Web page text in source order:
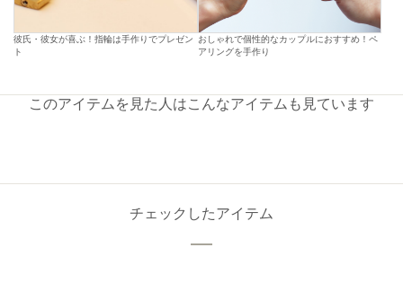
彼氏・彼女が喜ぶ！指輪は手作りでプレゼン
ト
おしゃれで個性的なカップルにおすすめ！ペ
アリングを手作り
このアイテムを見た人はこんなアイテムも見ています
チェックしたアイテム